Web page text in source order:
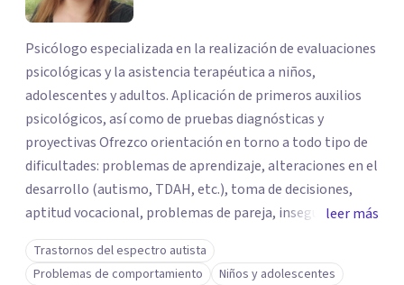
Psicólogo especializada en la realización de evaluaciones
psicológicas y la asistencia terapéutica a niños,
adolescentes y adultos. Aplicación de primeros auxilios
psicológicos, así como de pruebas diagnósticas y
proyectivas Ofrezco orientación en torno a todo tipo de
dificultades: problemas de aprendizaje, alteraciones en el
desarrollo (autismo, TDAH, etc.), toma de decisiones,
aptitud vocacional, problemas de pareja, inseguridad,
baja autoestima, procesos de duelo y mucho más. Abordo
la situación desde una perspectiva dinámica y flexible
leer más
Trastornos del espectro autista
Problemas de comportamiento
Niños y adolescentes